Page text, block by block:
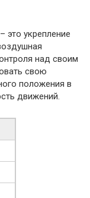
укрепление
над своим
свою
положения в
движений.